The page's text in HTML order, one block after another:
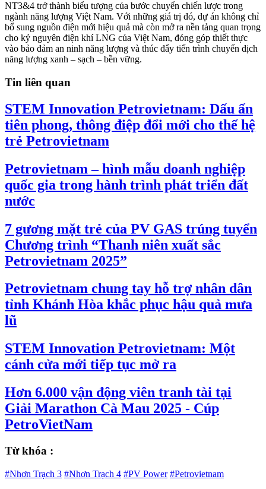
NT3&4 trở thành biểu tượng của bước chuyển chiến lược trong
ngành năng lượng Việt Nam. Với những giá trị đó, dự án không chỉ
bổ sung nguồn điện mới hiệu quả mà còn mở ra nền tảng quan trọng
cho kỷ nguyên điện khí LNG của Việt Nam, đóng góp thiết thực
vào bảo đảm an ninh năng lượng và thúc đẩy tiến trình chuyển dịch
năng lượng xanh – sạch – bền vững.
Tin liên quan
STEM Innovation Petrovietnam: Dấu ấn
tiên phong, thông điệp đổi mới cho thế hệ
trẻ Petrovietnam
Petrovietnam – hình mẫu doanh nghiệp
quốc gia trong hành trình phát triển đất
nước
7 gương mặt trẻ của PV GAS trúng tuyển
Chương trình “Thanh niên xuất sắc
Petrovietnam 2025”
Petrovietnam chung tay hỗ trợ nhân dân
tỉnh Khánh Hòa khắc phục hậu quả mưa
lũ
STEM Innovation Petrovietnam: Một
cánh cửa mới tiếp tục mở ra
Hơn 6.000 vận động viên tranh tài tại
Giải Marathon Cà Mau 2025 - Cúp
PetroVietNam
Từ khóa :
#Nhơn Trạch 3 #Nhơn Trạch 4 #PV Power #Petrovietnam